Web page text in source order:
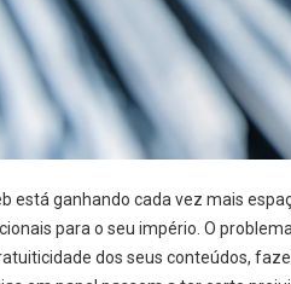
está ganhando cada vez mais
para o seu império. O
dos seus conteúdos,